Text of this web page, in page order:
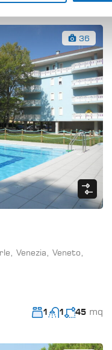
36
Venezia, Veneto,
1 1 45 mq